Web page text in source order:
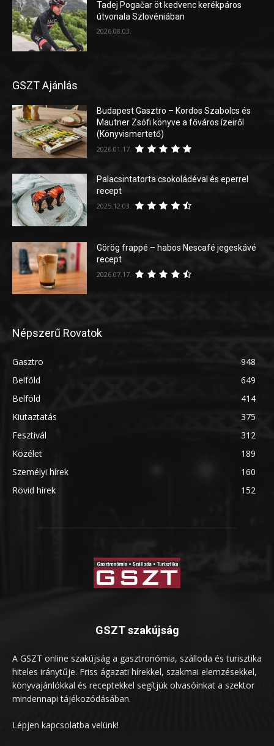
Tadej Pogačar öt kedvenc kerékpáros
útvonala Szlovéniában
2026.08.03.
GSZT Ajánlás
Budapest Gasztro – Kordos Szabolcs és
Mautner Zsófi könyve a főváros ízeiről
(Könyvismertető)
2026.01.17.
Palacsintatorta csokoládéval és eperrel
recept
2025.12.03.
Görög frappé – habos Nescafé jegeskávé
recept
2026.07.17.
Népszerű Rovatok
Gasztro
948
Belföld
649
Belföld
414
Kiutaztatás
375
Fesztivál
312
Közélet
189
Személyi hírek
160
Rövid hírek
152
GSZT szakújság
A GSZT online szakújság a gasztronómia, szálloda és turisztika
hiteles iránytűje. Friss ágazati hírekkel, szakmai elemzésekkel,
könyvajánlókkal és receptekkel segítjük olvasóinkat a szektor
mindennapi tájékozódásában.
Lépjen kapcsolatba velünk!